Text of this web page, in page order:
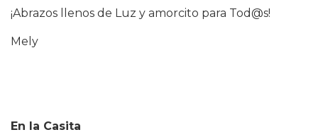
¡Abrazos llenos de Luz y amorcito para Tod@s!
Mely
En la Casita